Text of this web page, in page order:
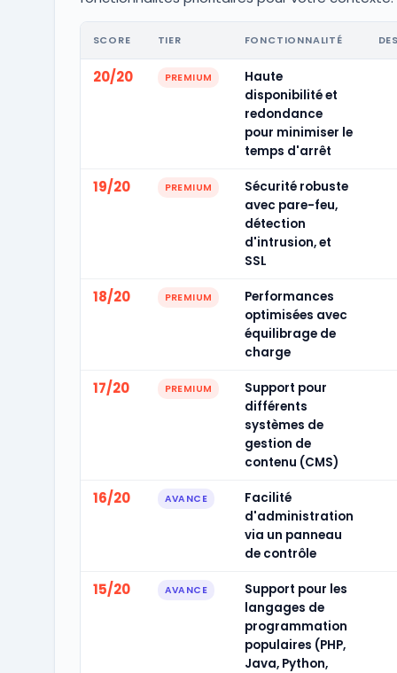
SCORE TIER FONCTIONNALITÉ
20/20 PREMIUM
Haute
disponibilité et
redondance
pour minimiser le
temps d'arrêt
19/20 PREMIUM
Sécurité robuste
avec pare-feu,
détection
d'intrusion, et
SSL
18/20 PREMIUM
Performances
optimisées avec
équilibrage de
charge
17/20 PREMIUM
Support pour
différents
systèmes de
gestion de
contenu (CMS)
16/20 AVANCE
Facilité
d'administration
via un panneau
de contrôle
15/20 AVANCE
Support pour les
langages de
programmation
populaires (PHP,
Java, Python,